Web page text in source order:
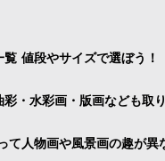
値段やサイズで選ぼう！
彩・水彩画・版画なども取
て人物画や風景画の趣が異